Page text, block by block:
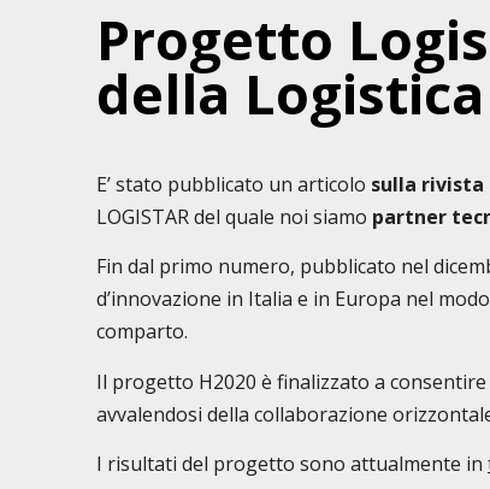
Progetto
della
E’ stato pubblicato un articolo sulla rivista
LOGISTAR del quale noi siamo partner
Fin dal primo numero, pubblicato nel
d’innovazione in Italia e in Europa nel
comparto.
Il progetto H2020 è finalizzato a
avvalendosi della collaborazione
I risultati del progetto sono attualmente in